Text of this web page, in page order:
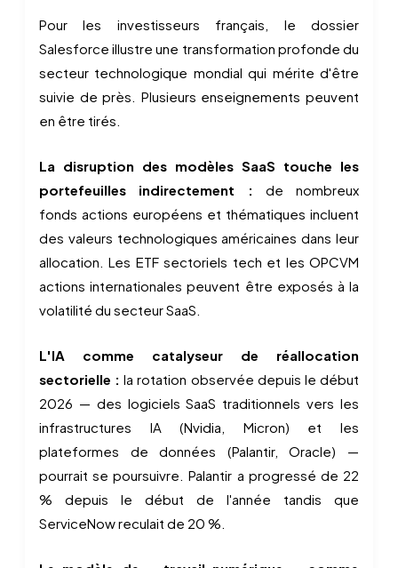
Pour les investisseurs français, le dossier
Salesforce illustre une transformation profonde du
secteur technologique mondial qui mérite d'être
suivie de près. Plusieurs enseignements peuvent
en être tirés.
La disruption des modèles SaaS touche les
portefeuilles indirectement : de nombreux
fonds actions européens et thématiques incluent
des valeurs technologiques américaines dans leur
allocation. Les ETF sectoriels tech et les OPCVM
actions internationales peuvent être exposés à la
volatilité du secteur SaaS.
L'IA comme catalyseur de réallocation
sectorielle : la rotation observée depuis le début
2026 — des logiciels SaaS traditionnels vers les
infrastructures IA (Nvidia, Micron) et les
plateformes de données (Palantir, Oracle) —
pourrait se poursuivre. Palantir a progressé de 22
% depuis le début de l'année tandis que
ServiceNow reculait de 20 %.